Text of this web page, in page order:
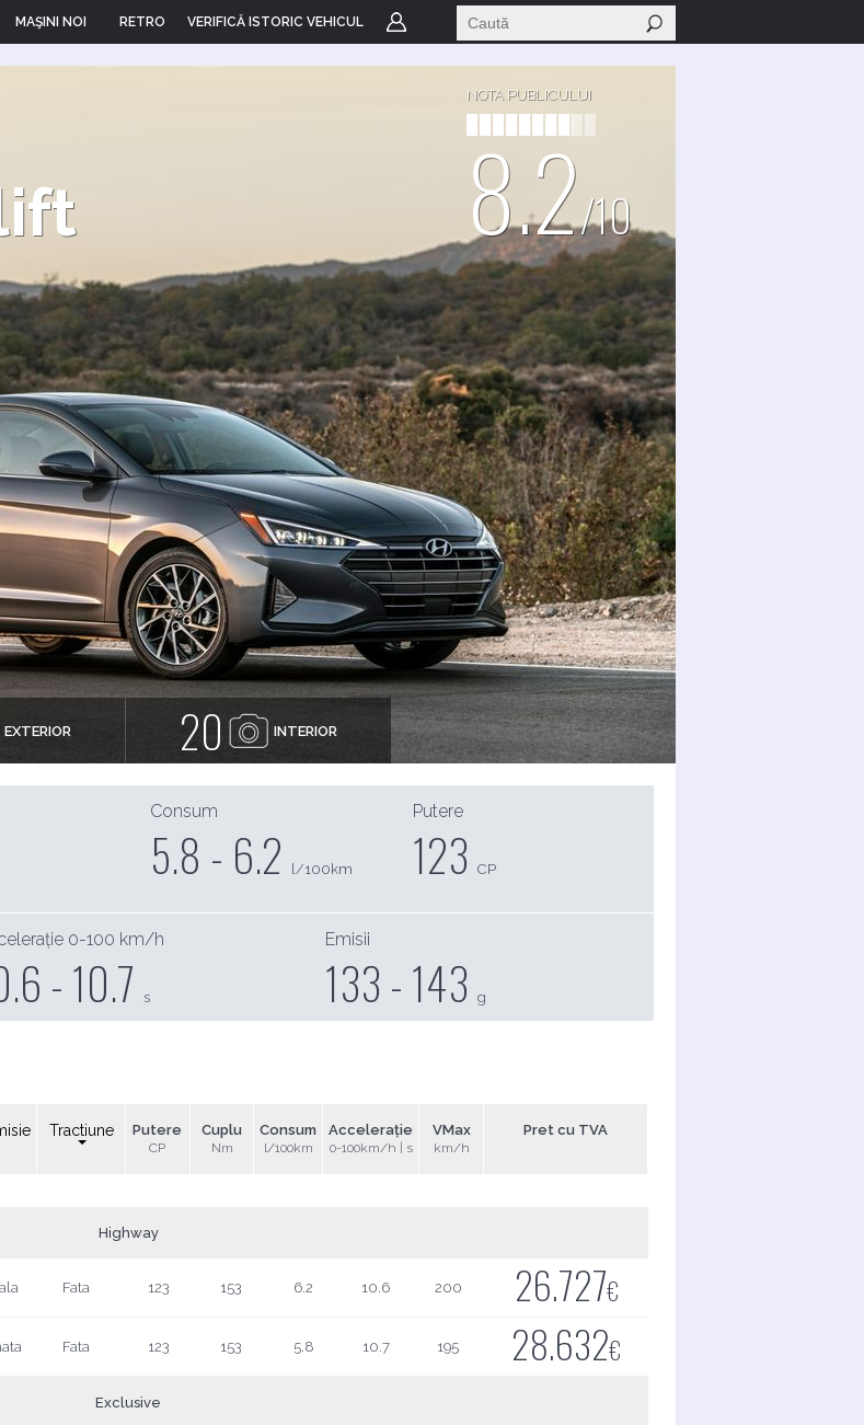
MAŞINI NOI RETRO VERIFICĂ ISTORIC VEHICUL
NOTA PUBLICULUI
8.2/10
EXTERIOR 20 INTERIOR
Consum
5.8 - 6.2 l/100km
Putere
123 CP
0-100 km/h
- 10.7 s
Emisii
133 - 143 g
Tractiune Putere
CP
Cuplu
Nm
Consum
l/100km
Accelerație
0-100km/h | s
VMax
km/h
Pret cu TVA
Highway
Fata 123 153 6.2 10.6 200 26.727€
Fata 123 153 5.8 10.7 195 28.632€
Exclusive